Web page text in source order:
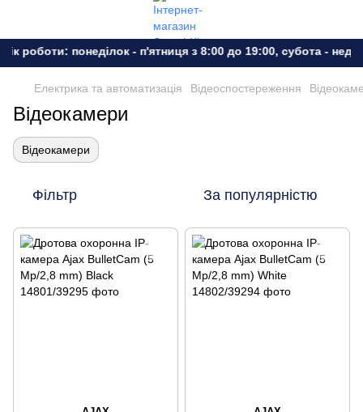
роботи: понеділок - п'ятниця з 8:00 до 19:00, субота -
Електрика та автоматизація Відеоспостереження
Відеокамери
Відеокамери
Фільтр За популярністю